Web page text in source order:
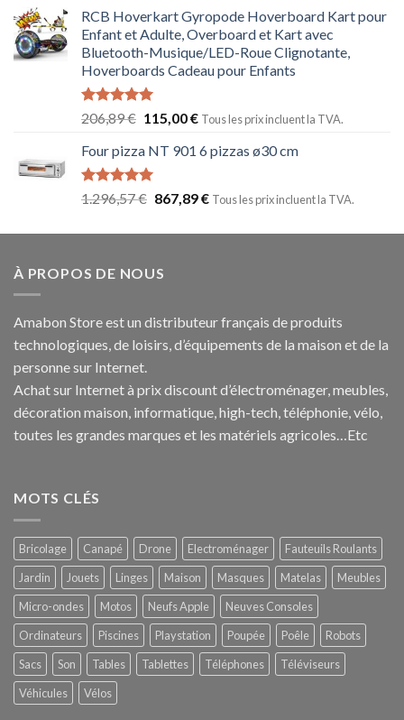
RCB Hoverkart Gyropode Hoverboard Kart pour
Enfant et Adulte, Overboard et Kart avec
Bluetooth-Musique/LED-Roue Clignotante,
Hoverboards Cadeau pour Enfants
Note5.00
sur 5
206,89€ 115,00€ Tous les prix incluent la TVA.
Four pizza NT 901 6 pizzas ø30 cm
Note 5.00
1.296,57€ 867,89€ Tous les prix incluent la TVA.
À PROPOS DE NOUS
Amabon Store est un distributeur français de produits
technologiques, de loisirs, d’équipements de la maison et de la
personne sur Internet.
Achat sur Internet à prix discount d’électroménager, meubles,
décoration maison, informatique, high-tech, téléphonie, vélo,
toutes les grandes marques et les matériels agricoles…Etc
MOTS CLÉS
Bricolage Canapé Drone Electroménager
Fauteuils Roulants
Jardin
Jouets Linges Maison Masques Matelas
Meubles
Micro-ondes
Motos Neufs Apple
Neuves Consoles
Ordinateurs
Piscines Playstation Poupée Poêle
Robots
Sacs
Son Tables Tablettes Téléphones
Téléviseurs
Véhicules
Vélos